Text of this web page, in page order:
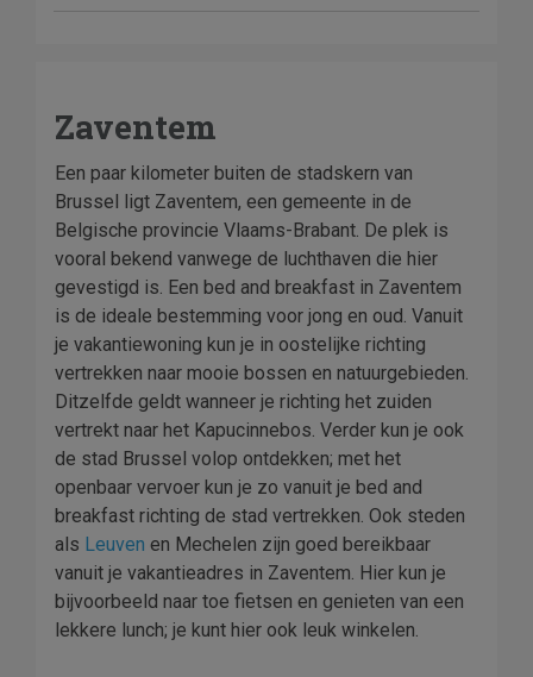
Zaventem
Een paar kilometer buiten de stadskern van
Brussel ligt Zaventem, een gemeente in de
Belgische provincie Vlaams-Brabant. De plek is
vooral bekend vanwege de luchthaven die hier
gevestigd is. Een bed and breakfast in Zaventem
is de ideale bestemming voor jong en oud. Vanuit
je vakantiewoning kun je in oostelijke richting
vertrekken naar mooie bossen en natuurgebieden.
Ditzelfde geldt wanneer je richting het zuiden
vertrekt naar het Kapucinnebos. Verder kun je ook
de stad Brussel volop ontdekken; met het
openbaar vervoer kun je zo vanuit je bed and
breakfast richting de stad vertrekken. Ook steden
als Leuven en Mechelen zijn goed bereikbaar
vanuit je vakantieadres in Zaventem. Hier kun je
bijvoorbeeld naar toe fietsen en genieten van een
lekkere lunch; je kunt hier ook leuk winkelen.